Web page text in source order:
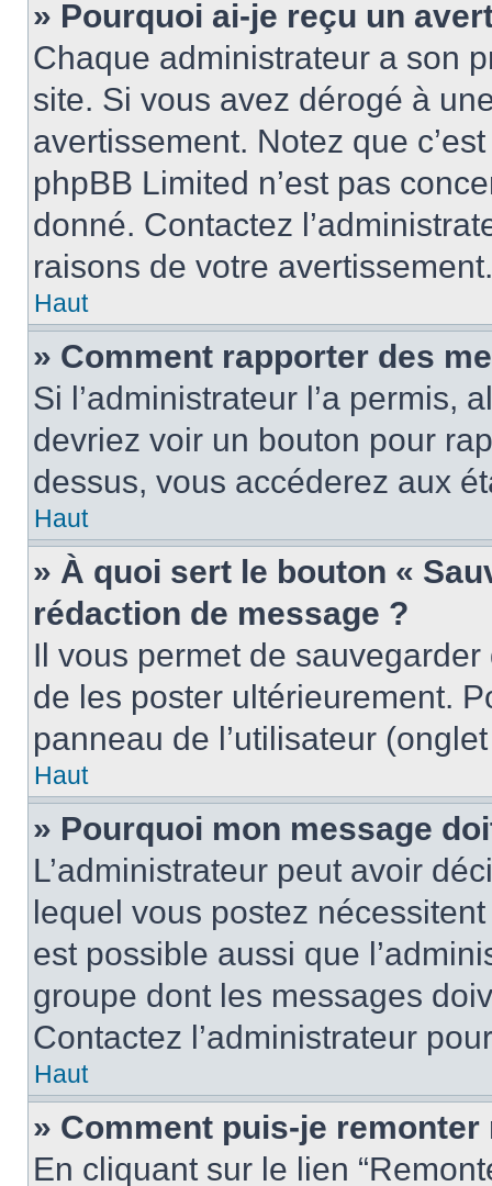
» Pourquoi ai-je reçu un
Chaque administrateur a son
site. Si vous avez dérogé à
avertissement. Notez que
phpBB Limited n’est pas
donné. Contactez
raisons de votre avertissement.
Haut
» Comment rapporter des
Si l’administrateur l’a permis,
devriez voir un bouton pour
dessus, vous accéderez aux
Haut
» À quoi sert le bouton «
rédaction de message ?
Il vous permet de
de les poster ultérieurement.
panneau de l’utilisateur
Haut
» Pourquoi mon message
L’administrateur peut avoir
lequel vous postez
est possible aussi que
groupe dont les messages
Contactez l’administrateur
Haut
» Comment puis-je
En cliquant sur le lien